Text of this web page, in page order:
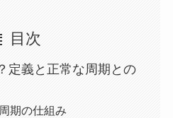
目次
定義と正常な周期との
期の仕組み